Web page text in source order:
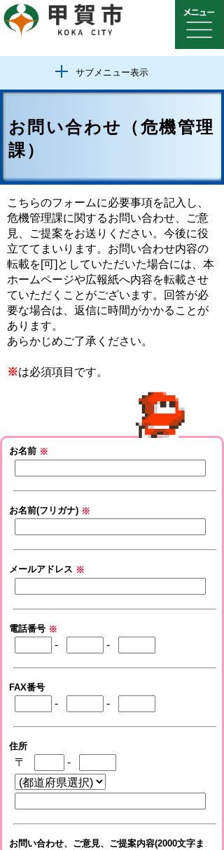
サブメニュー表示
お問い合わせ（危機管理
課）
こちらのフォームに必要事項を記入し、
危機管理課に関するお問い合わせ、ご意
見、ご提案をお送りください。今後に役
立ててまいります。お問い合わせ内容の
転載を[可]としていただいた場合には、本
ホームページや広報紙へ内容を転載させ
ていただくことがございます。回答が必
要な場合は、返信に時間がかかることが
あります。
あらかじめご了承ください。
※は必須項目です。
お名前 ※
お名前(フリガナ) ※
メールアドレス ※
電話番号 ※
- -
FAX番号
- -
住所
〒 -
お問い合わせ、ご意見、ご提案内容(2000文字ま